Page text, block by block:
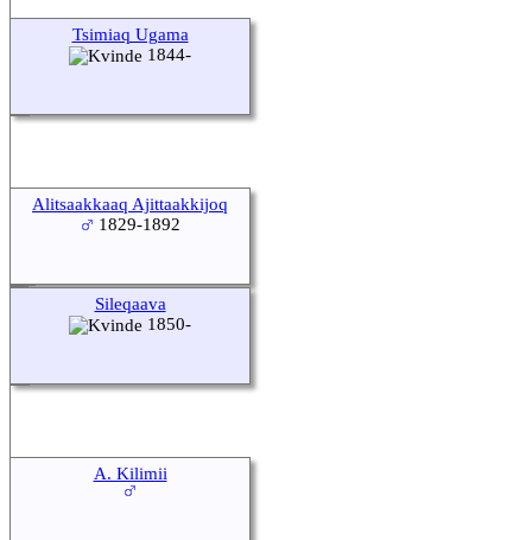
Tsimiaq Ugama
1844-
Alitsaakkaaq Ajittaakkijoq
1829-1892
Sileqaava
1850-
A. Kilimii